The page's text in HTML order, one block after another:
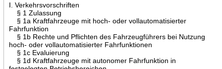
I. Verkehrsvorschriften
§ 1 Zulassung
§ 1a Kraftfahrzeuge mit hoch- oder vollautomatisierter
Fahrfunktion
§ 1b Rechte und Pflichten des Fahrzeugführers bei Nutzung
hoch- oder vollautomatisierter Fahrfunktionen
§ 1c Evaluierung
§ 1d Kraftfahrzeuge mit autonomer Fahrfunktion in